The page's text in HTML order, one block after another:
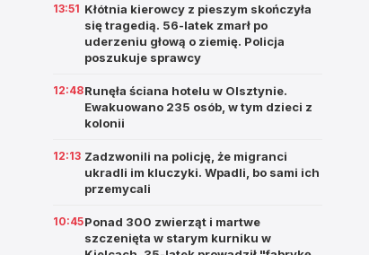
13:51 Kłótnia kierowcy z pieszym skończyła
się tragedią. 56-latek zmarł po
uderzeniu głową o ziemię. Policja
poszukuje sprawcy
12:48Runęła ściana hotelu w Olsztynie.
Ewakuowano 235 osób, w tym dzieci z
kolonii
12:13 Zadzwonili na policję, że migranci
ukradli im kluczyki. Wpadli, bo sami ich
przemycali
10:45Ponad 300 zwierząt i martwe
szczenięta w starym kurniku w